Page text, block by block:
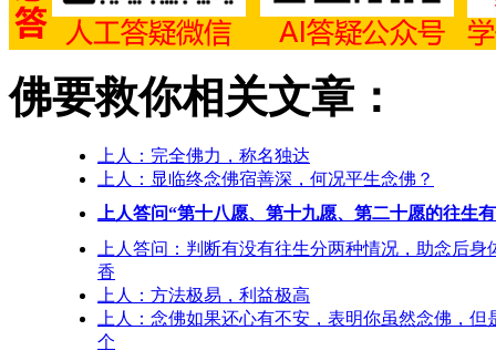
佛要救你相关文章：
上人：完全佛力，称名独达
上人：显临终念佛宿善深，何况平生念佛？
上人答问“第十八愿、第十九愿、第二十愿的往生
上人答问：判断有没有往生分两种情况，助念后身
香
上人：方法极易，利益极高
上人：念佛如果还心有不安，表明你虽然念佛，但
个